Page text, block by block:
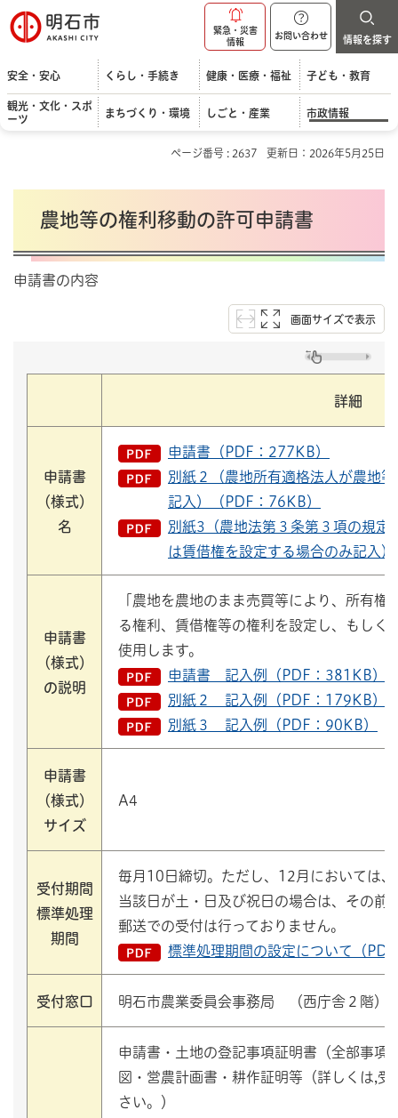
明石市
緊急・災害
情報
お問い合わせ 情報を探す
安全・安心 くらし・手続き 健康・医療・福祉 子ども・教育
観光・文化・スポ
ーツ
まちづくり・環境 しごと・産業 市政情報
ページ番号 : 2637 更新日：2026年5月25日
農地等の権利移動の許可申請書
申請書の内容
画面サイズで表示
詳細
申請書
（様式）
名
申請書（PDF：277KB）
別紙２（農地所有適格法人が農地
記入）（PDF：76KB）
別紙3（農地法第３条第３項の規定
は賃借権を設定する場合のみ記入
申請書
（様式）
の説明
「農地を農地のまま売買等により、所有権
る権利、賃借権等の権利を設定し、もしく
使用します。
申請書 記入例（PDF：381KB）
別紙２ 記入例（PDF：179KB）
別紙３ 記入例（PDF：90KB）
申請書
（様式）
サイズ
A4
受付期間
標準処理
期間
毎月10日締切。ただし、12月においては
当該日が土・日及び祝日の場合は、その前
郵送での受付は行っておりません。
標準処理期間の設定について（
受付窓口 明石市農業委員会事務局 （西庁舎２階）
申請書・土地の登記事項証明書（全部事項
図・営農計画書・耕作証明等（詳しくは,
さい。）